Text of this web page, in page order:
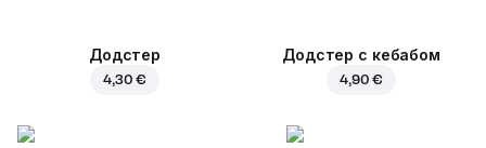
Додстер
4,30 €
Додстер с кебабом
4,90 €